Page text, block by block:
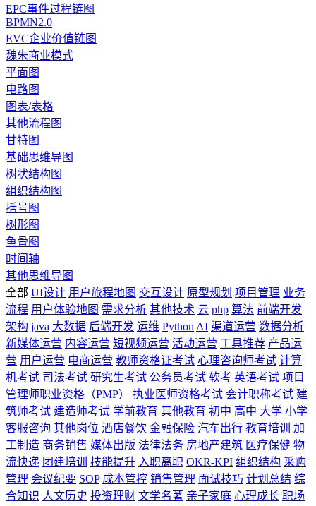
EPC事件过程链图
BPMN2.0
EVC企业价值链图
魏朱商业模式
平面图
电路图
图表/表格
其他流程图
甘特图
基础思维导图
树状结构图
组织结构图
括号图
树形图
鱼骨图
时间轴
其他思维导图
全部 UI设计 用户旅程地图 交互设计 原型规划 项目管理 业务
流程 用户体验地图 需求分析 其他技术 云 php 算法 前端开发
架构 java 大数据 后端开发 运维 Python AI 渠道运营 数据分析
新媒体运营 内容运营 短视频运营 活动运营 工具推荐 产品运
营 用户运营 电商运营 教师资格证考试 心理咨询师考试 计算
机考试 司法考试 研究生考试 公务员考试 软考 英语考试 项目
管理师职业资格（PMP）
执业医师资格考试 会计职称考试 建
筑师考试 建造师考试 学前教育 其他教育 初中 高中 大学 小学
客服咨询 其他岗位 酒店餐饮 金融保险 汽车出行 教育培训
加
工制造 商务销售 媒体出版 法律法务 房地产建筑 医疗保健 物
流快递 团建培训 技能提升 入职离职 OKR-KPI 组织结构 采购
管理 会议纪要 SOP 成本管控 销售管理 面试技巧 计划总结 综
合知识 人文历史 投资理财 文学名著 亲子家庭 心理成长 职场